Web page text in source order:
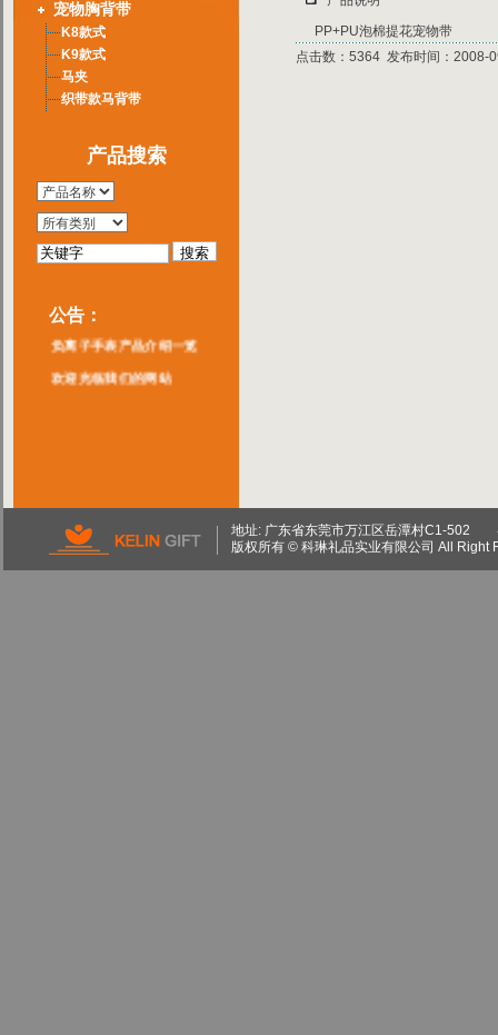
宠物胸背带
K8款式
K9款式
马夹
织带款马背带
产品搜索
公告：
负离子手表产品介绍一览
欢迎光临我们的网站
PP+PU泡棉提花宠物带
点击数：5364 发布时间：2008-
地址: 广东省东莞市万江区岳潭村C1-502
版权所有 © 科琳礼品实业有限公司 All